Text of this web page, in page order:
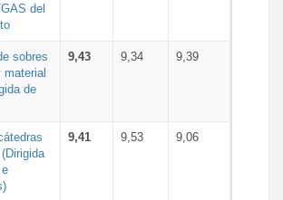
del
sobres
material
de
9,43 9,34 9,39
9,41 9,53 9,06